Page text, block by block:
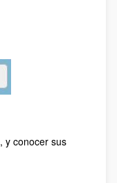
, y conocer sus